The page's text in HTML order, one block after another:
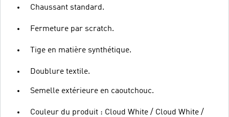
Chaussant standard.
Fermeture par scratch.
Tige en matière synthétique.
Doublure textile.
Semelle extérieure en caoutchouc.
Couleur du produit : Cloud White / Cloud White /